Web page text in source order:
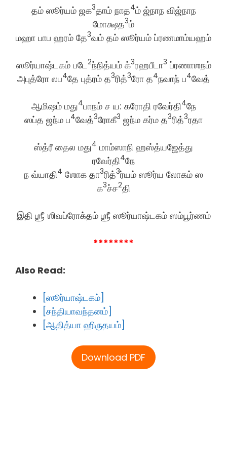
தம் ஸூர்யம் ஜக3தாம் நாத4ம் ஜ்நாந விஜ்நாந
மோக்ஷத3ம்
மஹா பாப ஹரம் தே3வம் தம் ஸூர்யம் ப்ரணமாம்யஹம்
ஸூர்யாஷ்டகம் படே2ந்நித்யம் க்3ரஹபீடா3 ப்ரணாஶநம்
அபுத்ரோ லப4தே புத்ரம் த3ரித்3ரோ த4நவாந் ப4வேத்
ஆமிஷம் மது4பாநம் ச ய: கரோதி ரவேர்தி4நே
ஸப்த ஜந்ம ப4வேத்3ரோகீ3 ஜந்ம கர்ம த3ரித்3ரதா
ஸ்த்ரீ தைல மது4 மாம்ஸாநி ஹஸ்த்யஜேத்து
ரவேர்தி4நே
ந வ்யாதி4 ஶோக தா3ரித்3ர்யம் ஸூர்ய லோகம் ஸ
க3ச்ச2தி
இதி ஶ்ரீ ஶிவப்ரோக்தம் ஶ்ரீ ஸூர்யாஷ்டகம் ஸம்பூர்ணம்
********
Also Read:
[ஸூர்யாஷ்டகம்]
[சந்தியாவந்தனம்]
[ஆதித்யா ஹிருதயம்]
Download PDF